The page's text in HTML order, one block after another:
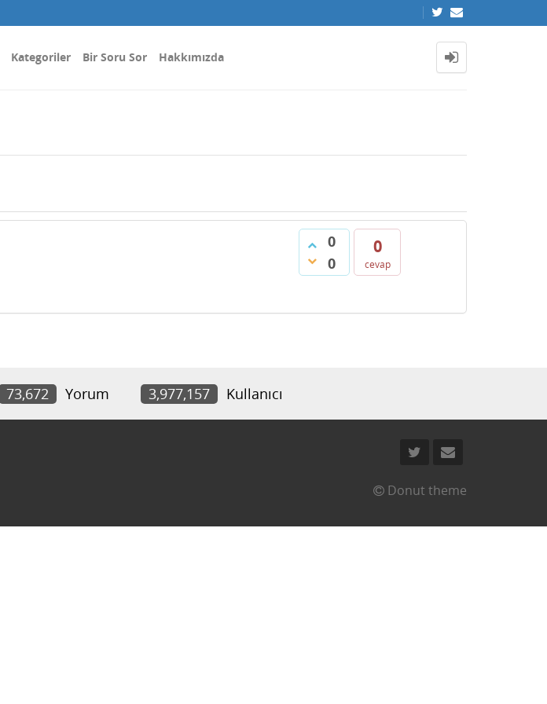
Kategoriler Bir Soru Sor Hakkımızda
0
0
0
cevap
73,672 Yorum 3,977,157 Kullanıcı
Donut theme